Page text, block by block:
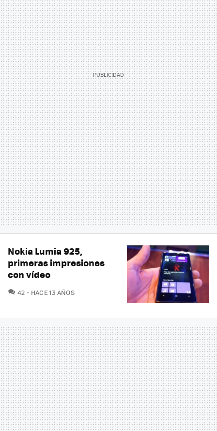
Nokia Lumia 925,
primeras impresiones
con vídeo
42 COMENTARIOS
HACE 13 AÑOS